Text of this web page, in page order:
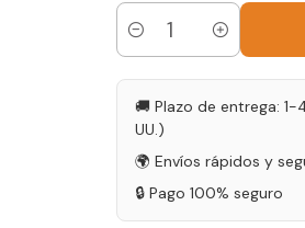
Cantidad
🚚 Plazo de entrega:
UU.)
🌍 Envíos rápidos y
🔒 Pago 100% seguro